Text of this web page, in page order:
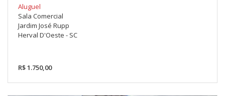
Aluguel
Sala Comercial
Jardim José Rupp
Herval D'Oeste - SC
R$ 1.750,00